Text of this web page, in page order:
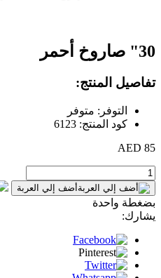
30" صاروخ أحمر
تفاصيل المنتج:
التوفر: متوفر
كود المنتج: 6123
85 AED
أضف إلي العربة
بضغطة واحدة
يشارك: